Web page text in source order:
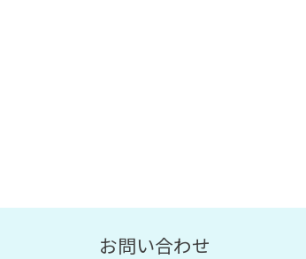
お問い合わせ